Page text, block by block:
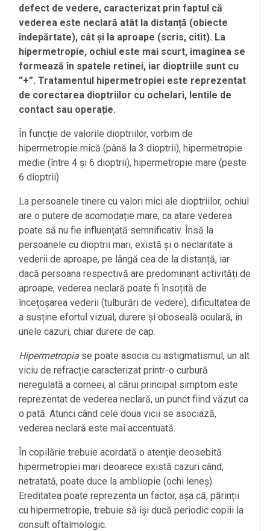
defect de vedere, caracterizat prin faptul că
vederea este neclară atât la distanță (obiecte
îndepărtate), cât și la aproape (scris, citit). La
hipermetropie, ochiul este mai scurt, imaginea se
formează în spatele retinei, iar dioptriile sunt cu
”+”. Tratamentul hipermetropiei este reprezentat
de corectarea dioptriilor cu ochelari, lentile de
contact sau operație.
În funcție de valorile dioptriilor, vorbim de
hipermetropie mică (până la 3 dioptrii), hipermetropie
medie (între 4 și 6 dioptrii), hipermetropie mare (peste
6 dioptrii).
La persoanele tinere cu valori mici ale dioptriilor, ochiul
are o putere de acomodație mare, ca atare vederea
poate să nu fie influențată semnificativ. Însă la
persoanele cu dioptrii mari, există și o neclaritate a
vederii de aproape, pe lângă cea de la distanță, iar
dacă persoana respectivă are predominant activități de
aproape, vederea neclară poate fi însoțită de
încețoșarea vederii (tulburări de vedere), dificultatea de
a susține efortul vizual, durere și oboseală oculară, în
unele cazuri, chiar durere de cap.
Hipermetropia se poate asocia cu astigmatismul, un alt
viciu de refracție caracterizat printr-o curbură
neregulată a corneei, al cărui principal simptom este
reprezentat de vederea neclară, un punct fiind văzut ca
o pată. Atunci când cele doua vicii se asociază,
vederea neclară este mai accentuată.
În copilărie trebuie acordată o atenție deosebită
hipermetropiei mari deoarece există cazuri când,
netratată, poate duce la ambliopie (ochi leneș).
Ereditatea poate reprezenta un factor, așa că, părinții
cu hipermetropie, trebuie să își ducă periodic copiii la
consult oftalmologic.